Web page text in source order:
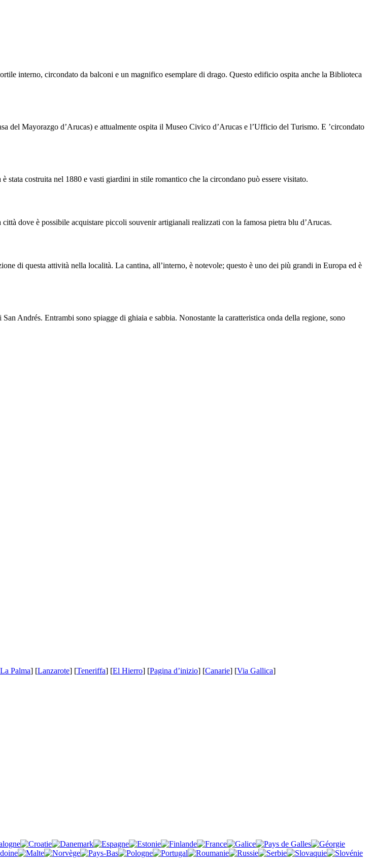
interno, circondato da balconi e un magnifico esemplare di drago. Questo edificio ospita anche la Biblioteca
del Mayorazgo d’Arucas) e attualmente ospita il Museo Civico d’Arucas e l’Ufficio del Turismo. E ’circondato
stata costruita nel 1880 e vasti giardini in stile romantico che la circondano può essere visitato.
dove è possibile acquistare piccoli souvenir artigianali realizzati con la famosa pietra blu d’Arucas.
di questa attività nella località. La cantina, all’interno, è notevole; questo è uno dei più grandi in Europa ed è
San Andrés. Entrambi sono spiagge di ghiaia e sabbia. Nonostante la caratteristica onda della regione, sono
La Palma] [Lanzarote] [Teneriffa] [El Hierro] [Pagina d’inizio] [Canarie] [Via Gallica]